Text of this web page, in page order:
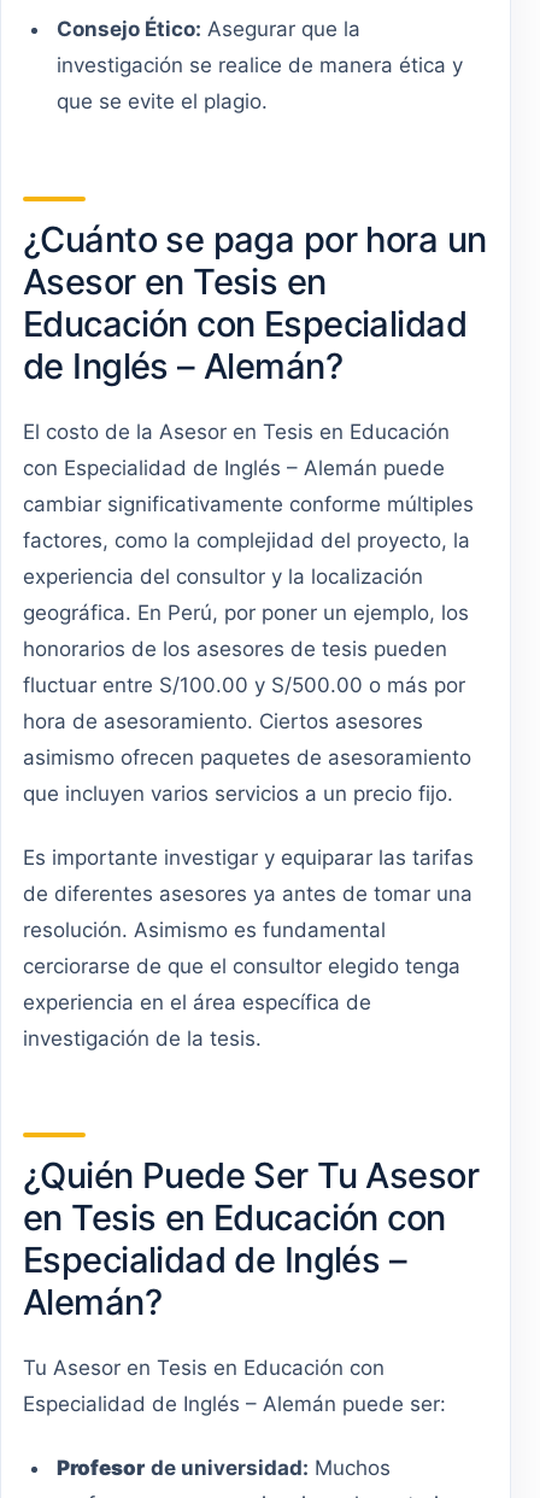
Consejo Ético: Asegurar que la
investigación se realice de manera ética y
que se evite el plagio.
¿Cuánto se paga por hora un
Asesor en Tesis en
Educación con Especialidad
de Inglés – Alemán?
El costo de la Asesor en Tesis en Educación
con Especialidad de Inglés – Alemán puede
cambiar significativamente conforme múltiples
factores, como la complejidad del proyecto, la
experiencia del consultor y la localización
geográfica. En Perú, por poner un ejemplo, los
honorarios de los asesores de tesis pueden
fluctuar entre S/100.00 y S/500.00 o más por
hora de asesoramiento. Ciertos asesores
asimismo ofrecen paquetes de asesoramiento
que incluyen varios servicios a un precio fijo.
Es importante investigar y equiparar las tarifas
de diferentes asesores ya antes de tomar una
resolución. Asimismo es fundamental
cerciorarse de que el consultor elegido tenga
experiencia en el área específica de
investigación de la tesis.
¿Quién Puede Ser Tu Asesor
en Tesis en Educación con
Especialidad de Inglés –
Alemán?
Tu Asesor en Tesis en Educación con
Especialidad de Inglés – Alemán puede ser:
Profesor de universidad: Muchos